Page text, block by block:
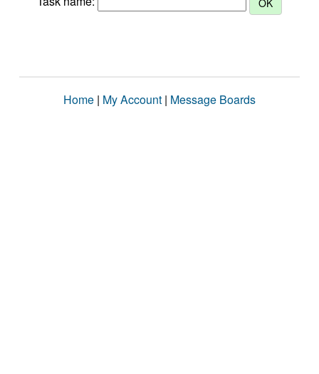
Home | My Account | Message Boards